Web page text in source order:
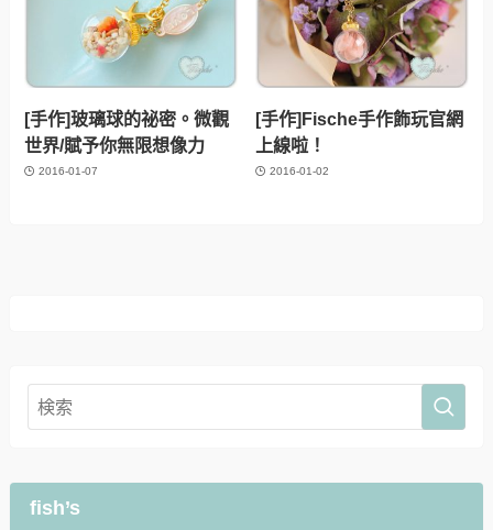
[手作]玻璃球的祕密。微觀
世界/賦予你無限想像力
2016-01-07
[手作]Fische手作飾玩官網
上線啦！
2016-01-02
fish’s